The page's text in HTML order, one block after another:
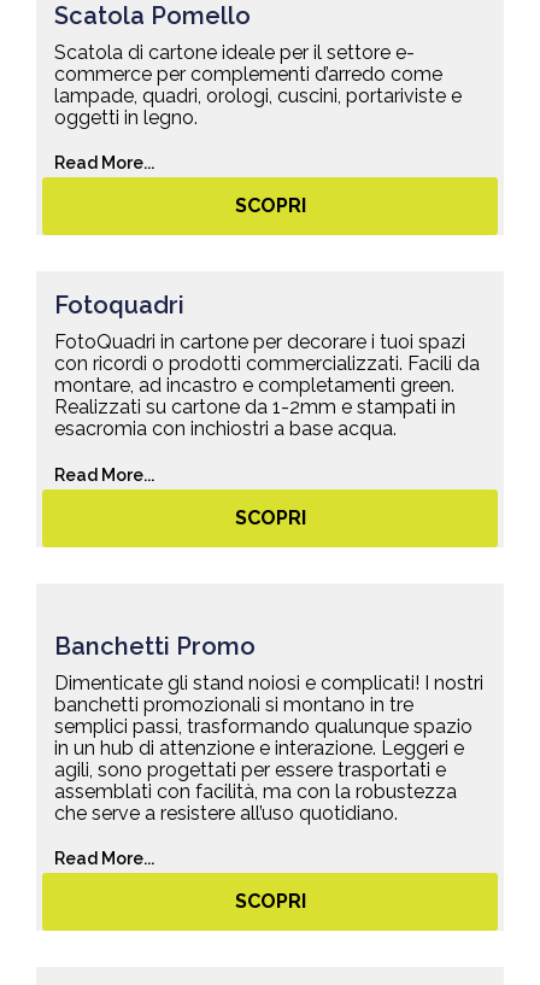
Scatola Pomello
Scatola di cartone ideale per il settore e-
commerce per complementi d’arredo come
lampade, quadri, orologi, cuscini, portariviste e
oggetti in legno.
Read More...
SCOPRI
Fotoquadri
FotoQuadri in cartone per decorare i tuoi spazi
con ricordi o prodotti commercializzati. Facili da
montare, ad incastro e completamenti green.
Realizzati su cartone da 1-2mm e stampati in
esacromia con inchiostri a base acqua.
Read More...
SCOPRI
Banchetti Promo
Dimenticate gli stand noiosi e complicati! I nostri
banchetti promozionali si montano in tre
semplici passi, trasformando qualunque spazio
in un hub di attenzione e interazione. Leggeri e
agili, sono progettati per essere trasportati e
assemblati con facilità, ma con la robustezza
che serve a resistere all’uso quotidiano.
Read More...
SCOPRI